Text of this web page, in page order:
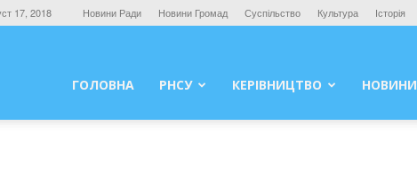
17, 2018 Новини Ради Новини Громад Суспільство Культура Історія
ГОЛОВНА РНСУ КЕРІВНИЦТВО НОВИНИ